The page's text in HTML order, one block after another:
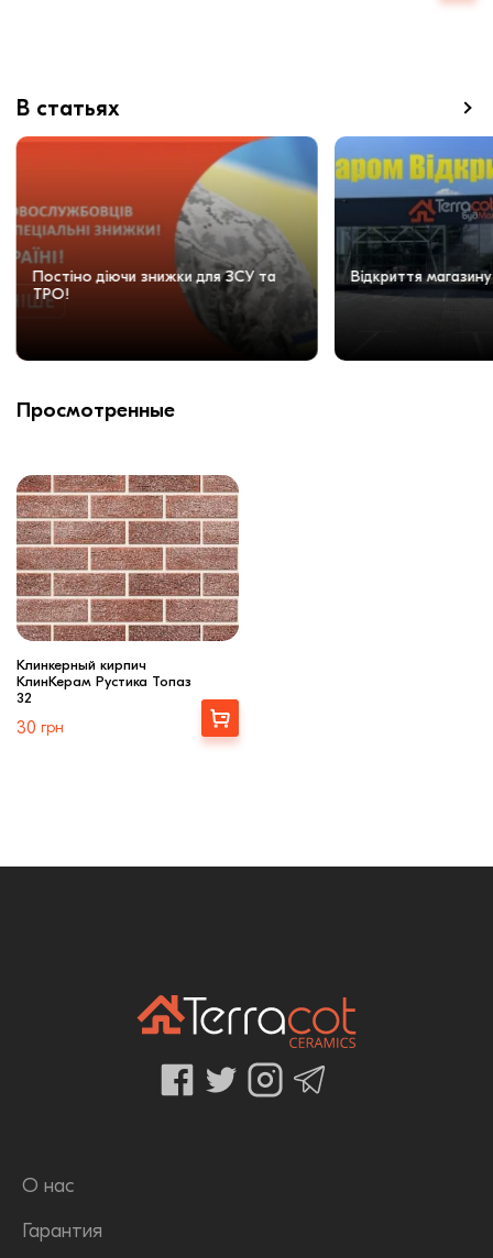
В статьях
Постіно діючи знижки для ЗСУ та
ТРО!
Відкриття магазину
Просмотренные
Клинкерный кирпич
КлинКерам Рустика Топаз
32
30 грн
Выбрать
О нас
Гарантия